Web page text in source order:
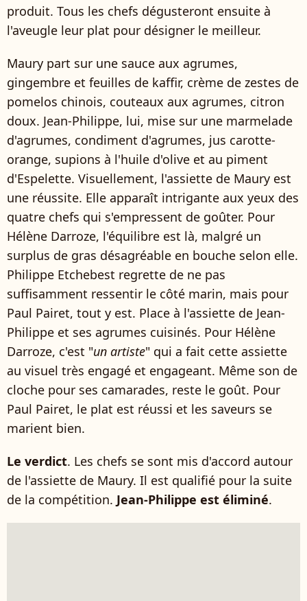
produit. Tous les chefs dégusteront ensuite à
l'aveugle leur plat pour désigner le meilleur.
Maury part sur une sauce aux agrumes,
gingembre et feuilles de kaffir, crème de zestes de
pomelos chinois, couteaux aux agrumes, citron
doux. Jean-Philippe, lui, mise sur une marmelade
d'agrumes, condiment d'agrumes, jus carotte-
orange, supions à l'huile d'olive et au piment
d'Espelette. Visuellement, l'assiette de Maury est
une réussite. Elle apparaît intrigante aux yeux des
quatre chefs qui s'empressent de goûter. Pour
Hélène Darroze, l'équilibre est là, malgré un
surplus de gras désagréable en bouche selon elle.
Philippe Etchebest regrette de ne pas
suffisamment ressentir le côté marin, mais pour
Paul Pairet, tout y est. Place à l'assiette de Jean-
Philippe et ses agrumes cuisinés. Pour Hélène
Darroze, c'est "un artiste" qui a fait cette assiette
au visuel très engagé et engageant. Même son de
cloche pour ses camarades, reste le goût. Pour
Paul Pairet, le plat est réussi et les saveurs se
marient bien.
Le verdict. Les chefs se sont mis d'accord autour
de l'assiette de Maury. Il est qualifié pour la suite
de la compétition. Jean-Philippe est éliminé.